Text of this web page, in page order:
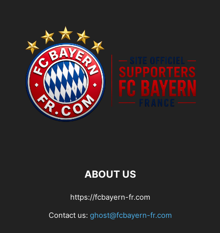
ABOUT US
https://fcbayern-fr.com
Contact us: ghost@fcbayern-fr.com